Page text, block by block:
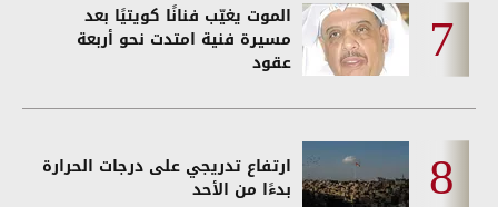
الموت يغيّب فنانًا كويتيًا بعد
مسيرة فنية امتدت نحو أربعة
عقود
ارتفاع تدريجي على درجات الحرارة
بدءًا من الأحد